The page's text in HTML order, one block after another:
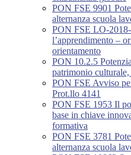
PON FSE 9901
alternanza scuola
PON FSE LO-
l’apprendimento –
orientamento
PON 10.2.5
patrimonio
PON FSE Avviso
Prot.llo 4141
PON FSE 1953 Il
base in chiave
formativa
PON FSE 3781
alternanza scuola